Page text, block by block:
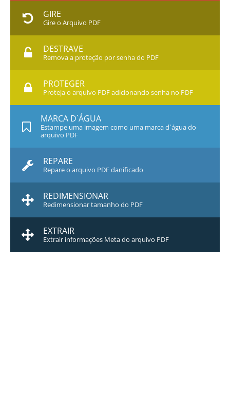
GIRE
Gire o Arquivo PDF
DESTRAVE
Remova a proteção por senha do PDF
PROTEGER
Proteja o arquivo PDF adicionando senha no PDF
MARCA D`ÁGUA
Estampe uma imagem como uma marca d`água do
arquivo PDF
REPARE
Repare o arquivo PDF danificado
REDIMENSIONAR
Redimensionar tamanho do PDF
EXTRAIR
Extrair informações Meta do arquivo PDF